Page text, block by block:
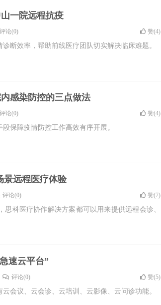
一院远程抗疫
评论(0) 赞(4)
断效率，帮助前线医疗团队切实解决临床难题。
感染防控的三点做法
评论(0) 赞(4)
保障疫情防控工作高效有序开展。
景远程医疗体验
评论(0) 赞(7)
科医疗协作解决方案都可以用来提供远程会诊、
速云平台”
评论(0) 赞(5)
会议、云会诊、云培训、云影像、云问诊功能。